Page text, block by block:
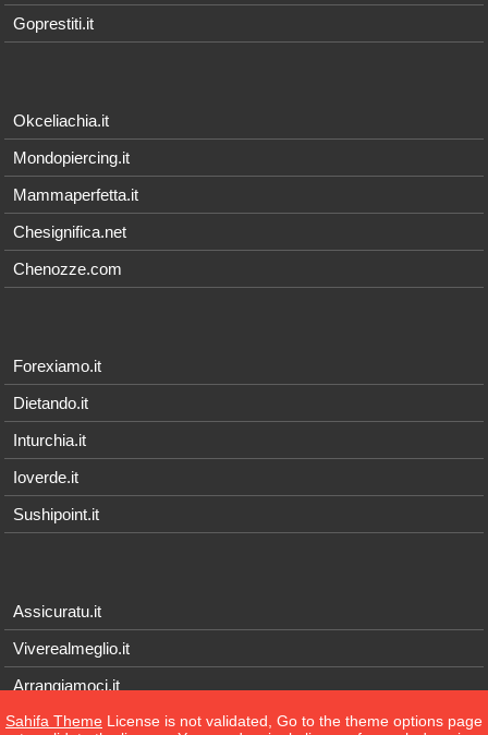
Goprestiti.it
Okceliachia.it
Mondopiercing.it
Mammaperfetta.it
Chesignifica.net
Chenozze.com
Forexiamo.it
Dietando.it
Inturchia.it
Ioverde.it
Sushipoint.it
Assicuratu.it
Viverealmeglio.it
Arrangiamoci.it
Tecnichef.it
Sahifa Theme License is not validated, Go to the theme options page